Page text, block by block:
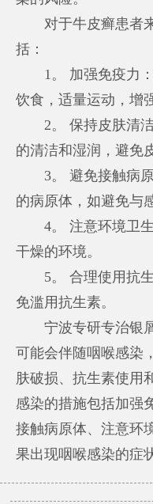
对于牛皮癣患者来
括：
1。 加强免疫力：
饮食，适量运动，增
2。 保持皮肤清洁
的清洁和湿润，避免
3。 避免接触病原
的病原体，如避免与
4。 注意环境卫生
干燥的环境。
5。 合理使用抗生
免滥用抗生素。
宁波专研专治银屑
可能会伴随咽喉感染
肤破损、抗生素使用
感染的措施包括加强
接触病原体、注意环
果出现咽喉感染的症